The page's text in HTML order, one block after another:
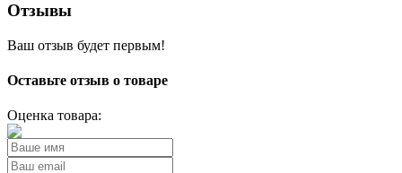
Отзывы
Ваш отзыв будет первым!
Оставьте отзыв о товаре
Оценка товара: